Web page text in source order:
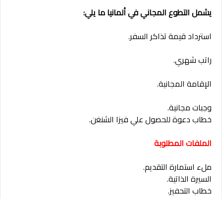
يشمل التطوع المجاني في ألمانيا ما يلي:
استرداد قيمة تذاكر السفر.
راتب شهري.
الإقامة المجانية.
وجبات مجانية.
خطاب دعوة للحصول علي فيزا الشنغن.
الملفات المطلوبة
ملء استمارة التقديم.
السيرة الذاتية.
خطاب التحفيز.